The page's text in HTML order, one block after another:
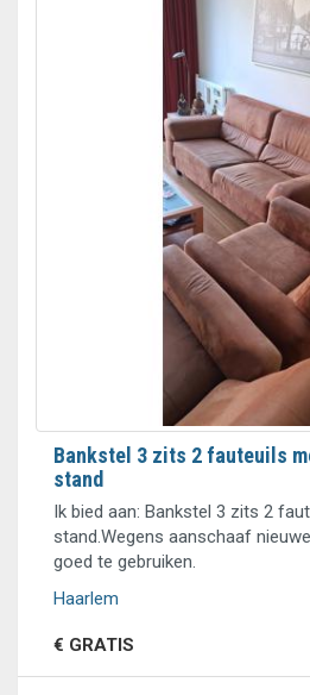
Bankstel 3 zits 2 fauteuils
stand
Ik bied aan: Bankstel 3 zits 2
stand.Wegens aanschaaf
goed te gebruiken.
Haarlem
€ GRATIS